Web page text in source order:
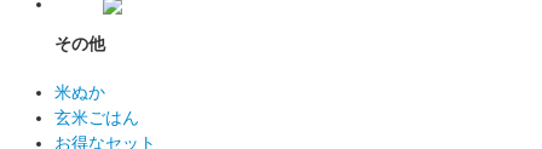
その他
米ぬか
玄米ごはん
お得なセット